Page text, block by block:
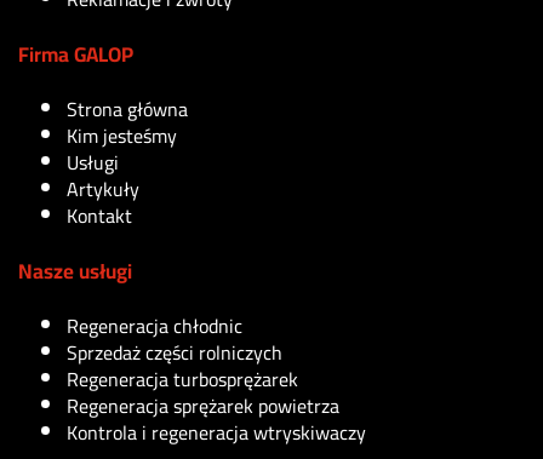
Firma GALOP
Strona główna
Kim jesteśmy
Usługi
Artykuły
Kontakt
Nasze usługi
Regeneracja chłodnic
Sprzedaż części rolniczych
Regeneracja turbosprężarek
Regeneracja sprężarek powietrza
Kontrola i regeneracja wtryskiwaczy